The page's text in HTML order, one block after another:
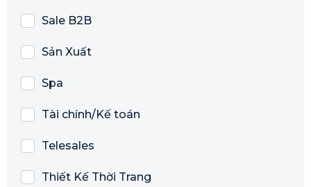
Sale B2B
Sản Xuất
Spa
Tài chính/Kế toán
Telesales
Thiết Kế Thời Trang